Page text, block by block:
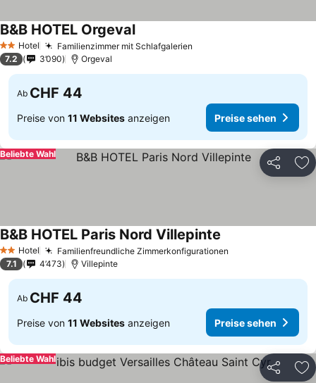
2 Sterne
Hotel Familienzimmer mit Schlafgalerien
B&B HOTEL OrgevalPreise sehen
7.2 3’090 Orgeval
Ab CHF 44
Preise von 11 Websites anzeigen Preise sehen
Teilen
Beliebte Wahl
2 Sterne
Hotel Familienfreundliche Zimmerkonfigurationen
B&B HOTEL Paris Nord Villepinte
7.1 4’473 Villepinte
Ab CHF 44
Preise von 11 Websites anzeigen Preise sehen
Teilen
Beliebte Wahl